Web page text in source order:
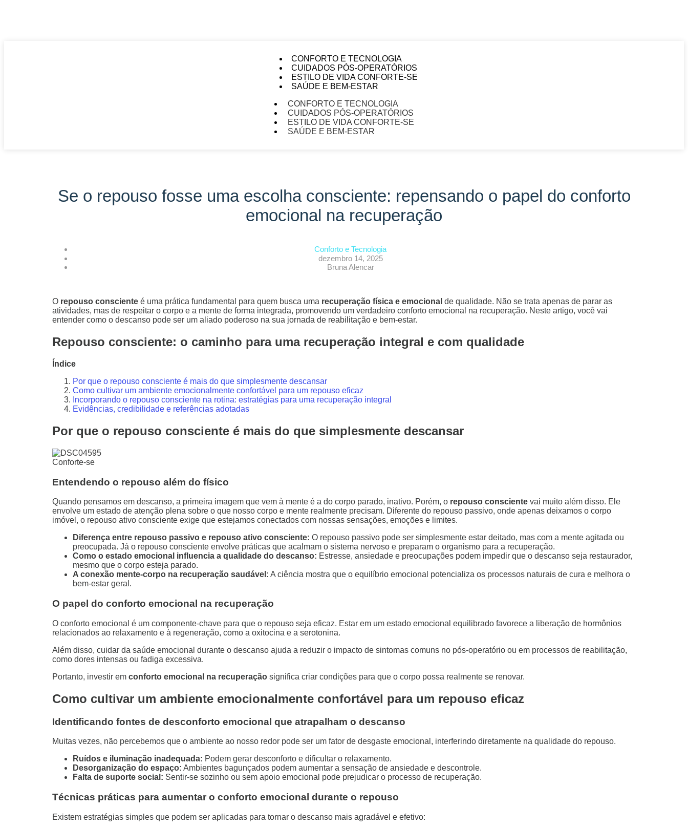
CONFORTO E TECNOLOGIA
CUIDADOS PÓS-OPERATÓRIOS
ESTILO DE VIDA CONFORTE-SE
SAÚDE E BEM-ESTAR
CONFORTO E TECNOLOGIA
CUIDADOS PÓS-OPERATÓRIOS
ESTILO DE VIDA CONFORTE-SE
SAÚDE E BEM-ESTAR
Se o repouso fosse uma escolha consciente: repensando o papel do conforto
emocional na recuperação
Conforto e Tecnologia
dezembro 14, 2025
Bruna Alencar
O repouso consciente é uma prática fundamental para quem busca uma recuperação física e emocional de qualidade. Não se trata apenas de parar as
atividades, mas de respeitar o corpo e a mente de forma integrada, promovendo um verdadeiro conforto emocional na recuperação. Neste artigo, você vai
entender como o descanso pode ser um aliado poderoso na sua jornada de reabilitação e bem-estar.
Repouso consciente: o caminho para uma recuperação integral e com qualidade
Índice
Por que o repouso consciente é mais do que simplesmente descansar
Como cultivar um ambiente emocionalmente confortável para um repouso eficaz
Incorporando o repouso consciente na rotina: estratégias para uma recuperação integral
Evidências, credibilidade e referências adotadas
Por que o repouso consciente é mais do que simplesmente descansar
Conforte-se
Entendendo o repouso além do físico
Quando pensamos em descanso, a primeira imagem que vem à mente é a do corpo parado, inativo. Porém, o repouso consciente vai muito além disso. Ele
envolve um estado de atenção plena sobre o que nosso corpo e mente realmente precisam. Diferente do repouso passivo, onde apenas deixamos o corpo
imóvel, o repouso ativo consciente exige que estejamos conectados com nossas sensações, emoções e limites.
Diferença entre repouso passivo e repouso ativo consciente: O repouso passivo pode ser simplesmente estar deitado, mas com a mente agitada ou
preocupada. Já o repouso consciente envolve práticas que acalmam o sistema nervoso e preparam o organismo para a recuperação.
Como o estado emocional influencia a qualidade do descanso: Estresse, ansiedade e preocupações podem impedir que o descanso seja restaurador,
mesmo que o corpo esteja parado.
A conexão mente-corpo na recuperação saudável: A ciência mostra que o equilíbrio emocional potencializa os processos naturais de cura e melhora o
bem-estar geral.
O papel do conforto emocional na recuperação
O conforto emocional é um componente-chave para que o repouso seja eficaz. Estar em um estado emocional equilibrado favorece a liberação de hormônios
relacionados ao relaxamento e à regeneração, como a oxitocina e a serotonina.
Além disso, cuidar da saúde emocional durante o descanso ajuda a reduzir o impacto de sintomas comuns no pós-operatório ou em processos de reabilitação,
como dores intensas ou fadiga excessiva.
Portanto, investir em conforto emocional na recuperação significa criar condições para que o corpo possa realmente se renovar.
Como cultivar um ambiente emocionalmente confortável para um repouso eficaz
Identificando fontes de desconforto emocional que atrapalham o descanso
Muitas vezes, não percebemos que o ambiente ao nosso redor pode ser um fator de desgaste emocional, interferindo diretamente na qualidade do repouso.
Ruídos e iluminação inadequada: Podem gerar desconforto e dificultar o relaxamento.
Desorganização do espaço: Ambientes bagunçados podem aumentar a sensação de ansiedade e descontrole.
Falta de suporte social: Sentir-se sozinho ou sem apoio emocional pode prejudicar o processo de recuperação.
Técnicas práticas para aumentar o conforto emocional durante o repouso
Existem estratégias simples que podem ser aplicadas para tornar o descanso mais agradável e efetivo: